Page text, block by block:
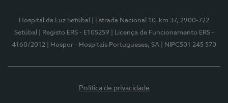
Hospital da Luz Setúbal
| Estrada Nacional 10, km 37, 2900-722
Setúbal
| Registo ERS - E105259
| Licença de Funcionamento ERS -
4160/2012
| Hospor - Hospitais Portugueses, SA | NIPC501 245 570
Política de privacidade